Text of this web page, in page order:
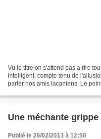
Vu le titre on s'attend pas a rire
intelligent, compte tenu de
parler nos amis lacaniens. Le
Une méchante grippe
Publié le 26/02/2013 à 12:50